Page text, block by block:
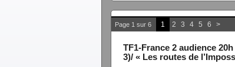
Page 1 sur 6 1 2 3 4 5 6 >
TF1-France 2 audience
3)/ « Les routes de